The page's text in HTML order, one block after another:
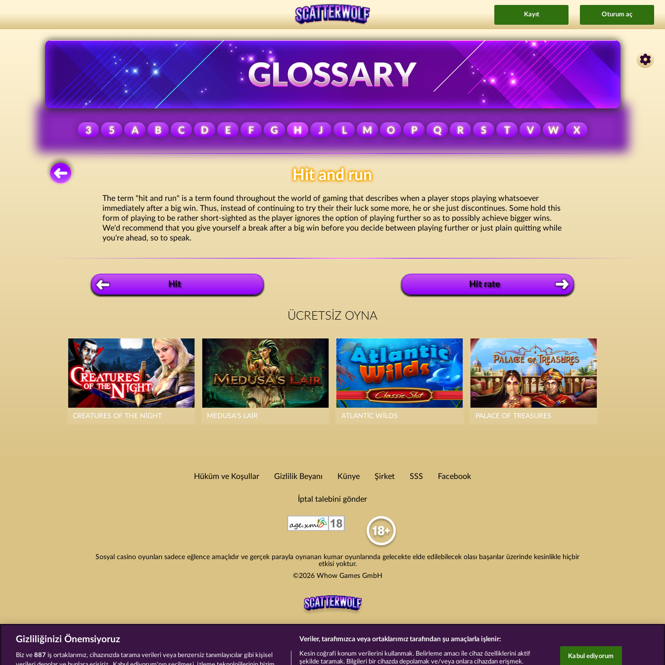
Kayıt Oturum aç
3 5 A B C D E F G H J L M O P Q R S T V W X
Hit and run
The term "hit and run" is a term found throughout the world of gaming that describes when a player stops playing whatsoever
immediately after a big win. Thus, instead of continuing to try their their luck some more, he or she just discontinues. Some hold this
form of playing to be rather short-sighted as the player ignores the option of playing further so as to possibly achieve bigger wins.
We'd recommend that you give yourself a break after a big win before you decide between playing further or just plain quitting while
you're ahead, so to speak.
Hit Hit rate
ÜCRETSIZ OYNA
CREATURES OF THE NIGHT MEDUSA'S LAIR ATLANTIC WILDS PALACE OF TREASURES
Hüküm ve Koşullar Gizlilik Beyanı Künye Şirket SSS Facebook
İptal talebini gönder
Sosyal casino oyunları sadece eğlence amaçlıdır ve gerçek parayla oynanan kumar oyunlarında gelecekte elde edilebilecek olası başarılar üzerinde kesinlikle hiçbir
etkisi yoktur.
©2026 Whow Games GmbH
Gizliliğinizi Önemsiyoruz
Biz ve 887 iş ortaklarımız, cihazınızda tarama verileri veya benzersiz tanımlayıcılar gibi kişisel
Veriler, tarafımızca veya ortaklarımız tarafından şu amaçlarla işlenir:
Kesin coğrafi konum verilerini kullanmak. Belirleme amacı ile cihaz özelliklerini aktif
şekilde taramak. Bilgileri bir cihazda depolamak ve/veya onlara cihazdan erişmek.
Kabul ediyorum